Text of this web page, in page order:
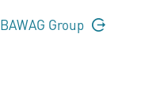
BAWAG Group